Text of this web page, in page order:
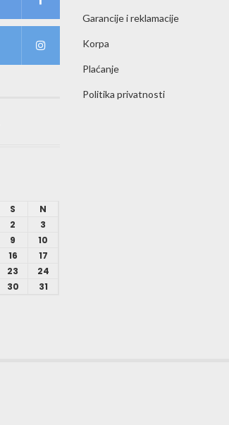
S
N
2
3
9
10
16
17
23
24
30 31
Garancije i reklamacije
Korpa
Plaćanje
Politika privatnosti